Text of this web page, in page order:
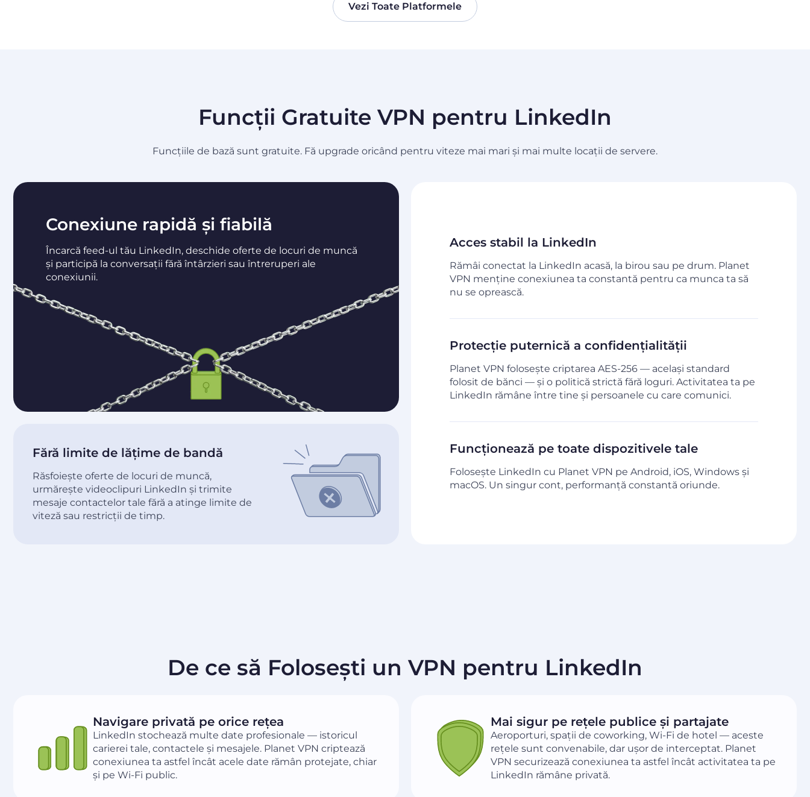
Vezi Toate Platformele
Funcții Gratuite VPN pentru LinkedIn
Funcțiile de bază sunt gratuite. Fă upgrade oricând pentru viteze mai mari și mai multe locații de servere.
Conexiune rapidă și fiabilă
Încarcă feed-ul tău LinkedIn, deschide oferte de locuri de muncă
și participă la conversații fără întârzieri sau întreruperi ale
conexiunii.
Acces stabil la LinkedIn
Rămâi conectat la LinkedIn acasă, la birou sau pe drum. Planet
VPN menține conexiunea ta constantă pentru ca munca ta să
nu se oprească.
Protecție puternică a confidențialității
Planet VPN folosește criptarea AES-256 — același standard
folosit de bănci — și o politică strictă fără loguri. Activitatea ta pe
LinkedIn rămâne între tine și persoanele cu care comunici.
Funcționează pe toate dispozitivele tale
Folosește LinkedIn cu Planet VPN pe Android, iOS, Windows și
macOS. Un singur cont, performanță constantă oriunde.
Fără limite de lățime de bandă
Răsfoiește oferte de locuri de muncă,
urmărește videoclipuri LinkedIn și trimite
mesaje contactelor tale fără a atinge limite de
viteză sau restricții de timp.
De ce să Folosești un VPN pentru LinkedIn
Navigare privată pe orice rețea
LinkedIn stochează multe date profesionale — istoricul
carierei tale, contactele și mesajele. Planet VPN criptează
conexiunea ta astfel încât acele date rămân protejate, chiar
și pe Wi-Fi public.
Mai sigur pe rețele publice și partajate
Aeroporturi, spații de coworking, Wi-Fi de hotel — aceste
rețele sunt convenabile, dar ușor de interceptat. Planet
VPN securizează conexiunea ta astfel încât activitatea ta pe
LinkedIn rămâne privată.